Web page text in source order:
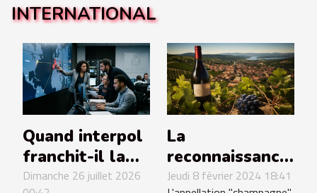
INTERNATIONAL
Quand interpol
franchit-il la
ligne rouge
Dimanche 26 juillet 2026
La
reconnaissance
internationale
Jeudi 8 février 2024 18:41